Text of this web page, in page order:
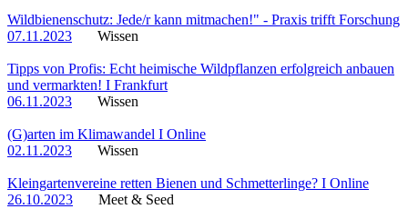
Wildbienenschutz: Jede/r kann mitmachen!" - Praxis trifft Forschung
07.11.2023
Wissen
Tipps von Profis: Echt heimische Wildpflanzen erfolgreich anbauen
und vermarkten! I Frankfurt
06.11.2023
Wissen
(G)arten im Klimawandel I Online
02.11.2023
Wissen
Kleingartenvereine retten Bienen und Schmetterlinge? I Online
26.10.2023
Meet & Seed